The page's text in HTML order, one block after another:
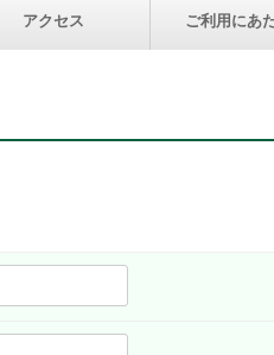
アクセス ご利用にあ